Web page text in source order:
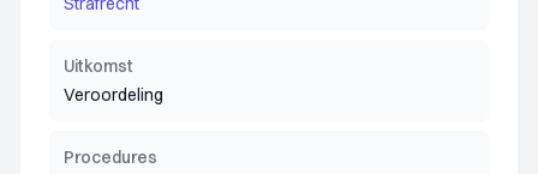
Uitkomst
Veroordeling
Procedures